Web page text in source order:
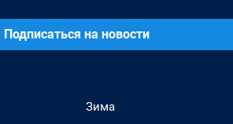
Подписаться на новости
Зима